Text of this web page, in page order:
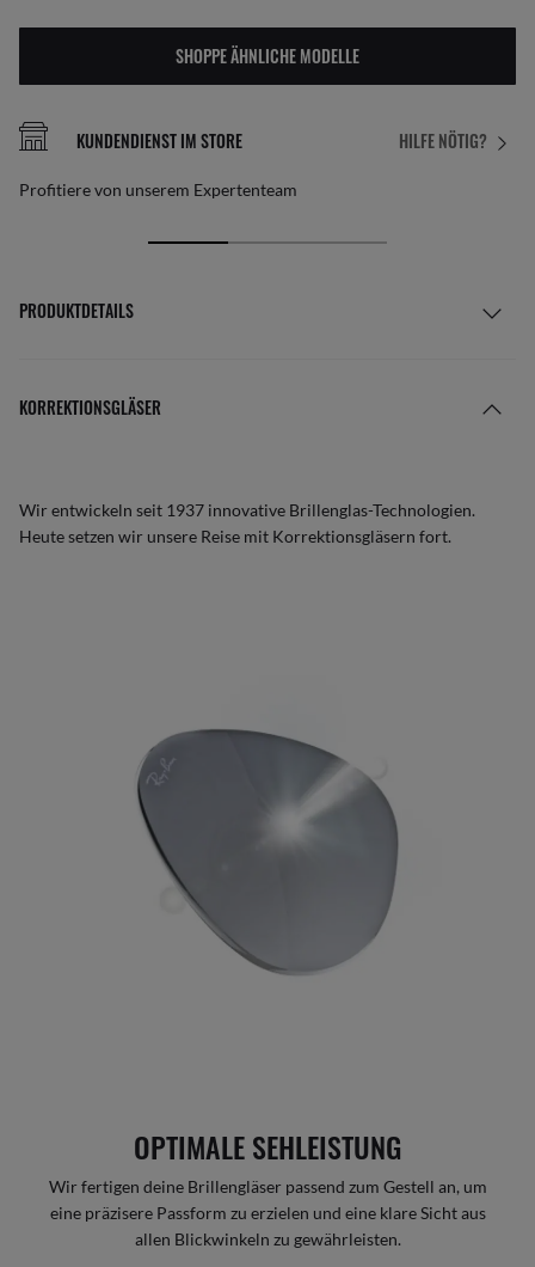
SHOPPE ÄHNLICHE MODELLE
HILFE NÖTIG?
KUNDENDIENST IM STORE
Profitiere von unserem Expertenteam
PRODUKTDETAILS
KORREKTIONSGLÄSER
Wir entwickeln seit 1937 innovative Brillenglas-Technologien.
Heute setzen wir unsere Reise mit Korrektionsgläsern fort.
OPTIMALE SEHLEISTUNG
Wir fertigen deine Brillengläser passend zum Gestell an, um
eine präzisere Passform zu erzielen und eine klare Sicht aus
allen Blickwinkeln zu gewährleisten.